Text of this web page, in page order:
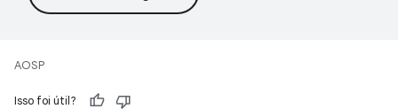
AOSP
Isso foi útil?